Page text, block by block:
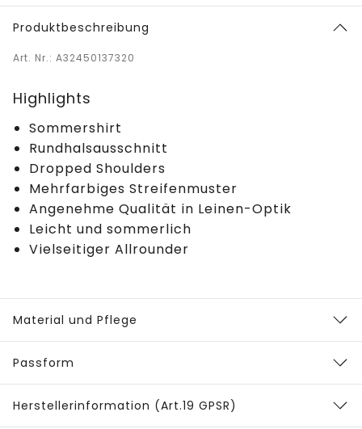
Produktbeschreibung
Art. Nr.: A32450137320
Highlights
Sommershirt
Rundhalsausschnitt
Dropped Shoulders
Mehrfarbiges Streifenmuster
Angenehme Qualität in Leinen-Optik
Leicht und sommerlich
Vielseitiger Allrounder
Material und Pflege
Passform
Herstellerinformation (Art.19 GPSR)